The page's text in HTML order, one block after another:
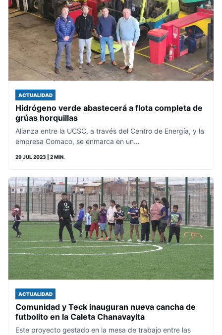
ACTUALIDAD
Hidrógeno verde abastecerá a flota completa de
grúas horquillas
Alianza entre la UCSC, a través del Centro de Energía, y la
empresa Comaco, se enmarca en un…
29 JUL 2023 | 2 MIN.
ACTUALIDAD
Comunidad y Teck inauguran nueva cancha de
futbolito en la Caleta Chanavayita
Este proyecto gestado en la mesa de trabajo entre las